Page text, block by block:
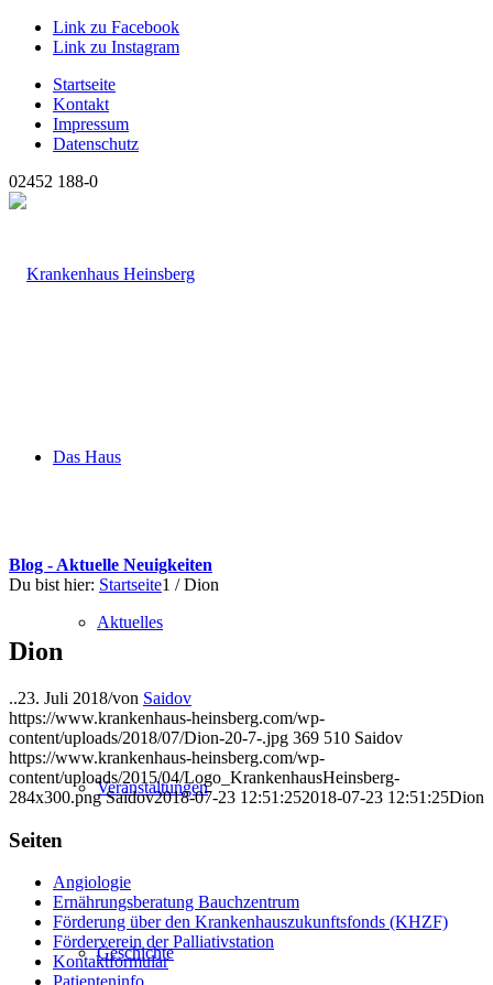
Link zu Facebook
Link zu Instagram
Startseite
Kontakt
Impressum
Datenschutz
02452 188-0
Das Haus
Aktuelles
Veranstaltungen
Geschichte
Blog - Aktuelle Neuigkeiten
Du bist hier: Startseite1 / Dion
Dion
..23. Juli 2018/von Saidov
https://www.krankenhaus-heinsberg.com/wp-
content/uploads/2018/07/Dion-20-7-.jpg 369 510 Saidov
https://www.krankenhaus-heinsberg.com/wp-
content/uploads/2015/04/Logo_KrankenhausHeinsberg-
284x300.png Saidov2018-07-23 12:51:252018-07-23 12:51:25Dion
Seiten
Angiologie
Ernährungsberatung Bauchzentrum
Förderung über den Krankenhauszukunftsfonds (KHZF)
Förderverein der Palliativstation
Kontaktformular